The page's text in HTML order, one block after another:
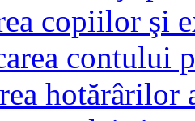
copiilor şi
contului
hotărârilor